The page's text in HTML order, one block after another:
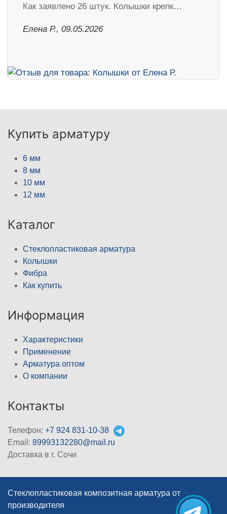
Как заявлено 26 штук. Колышки крепк…
Елена Р., 09.05.2026
Купить арматуру
6 мм
8 мм
10 мм
12 мм
Каталог
Стеклопластиковая арматура
Колышки
Фибра
Как купить
Информация
Характеристики
Применение
Арматура оптом
О компании
Контакты
Телефон: +7 924 831-10-38
Email: 89993132280@mail.ru
Доставка в г. Сочи
Стеклопластиковая композитная арматура от
производителя